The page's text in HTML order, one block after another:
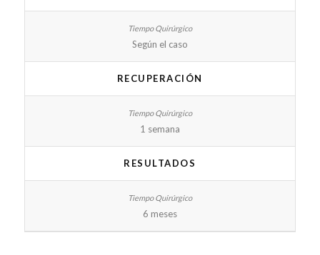
Según el caso
RECUPERACIÓN
1 semana
RESULTADOS
6 meses